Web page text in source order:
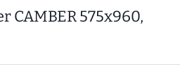
CAMBER 575x960,